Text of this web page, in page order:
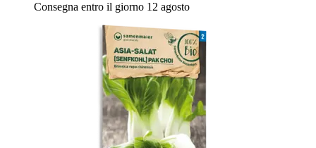
Consegna entro il giorno 12 agosto